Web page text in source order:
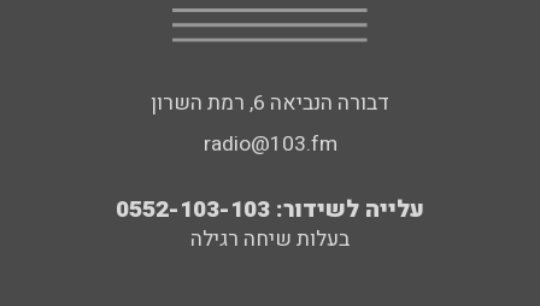
דבורה הנביאה 6, רמת השרון
radio@103.fm
עלייה לשידור: 0552-103-103
בעלות שיחה רגילה